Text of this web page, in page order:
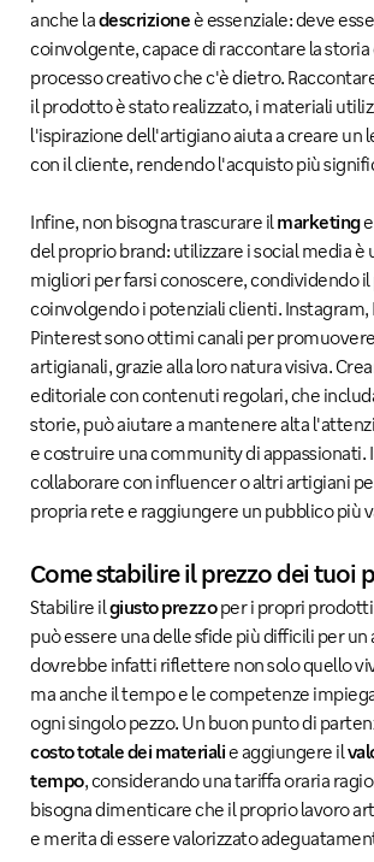
anche ladescrizioneè essenziale: deve
coinvolgente, capace di raccontare la
processo creativo che c'è dietro.
il prodotto è stato realizzato, i materiali
l'ispirazione dell'artigiano aiuta a creare un
con il cliente, rendendo l'acquisto più
Infine, non bisogna trascurare il marketinge
del proprio brand: utilizzare i social media è
migliori per farsi conoscere, condividendo
coinvolgendo i potenziali clienti. Instagram,
Pinterest sono ottimi canali per
artigianali, grazie alla loro natura visiva.
editoriale con contenuti regolari, che
storie, può aiutare a mantenere alta
e costruire una community di appassionati.
collaborare con influencer o altri artigiani
propria rete e raggiungere un pubblico più
Come stabilire il prezzo dei tuoi
Stabilire ilgiusto prezzoper i propri
può essere una delle sfide più difficili per
dovrebbe infatti riflettere non solo quello
ma anche il tempo e le competenze
ogni singolo pezzo. Un buon punto di
costo totale dei materialie aggiungere il
tempo, considerando una tariffa oraria
bisogna dimenticare che il proprio lavoro
e merita di essere valorizzato